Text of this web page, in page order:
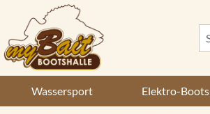
Hauptinhalt springen
Zur Suche springen
Zur Hauptnavigation springen
Wassersport Elektro-